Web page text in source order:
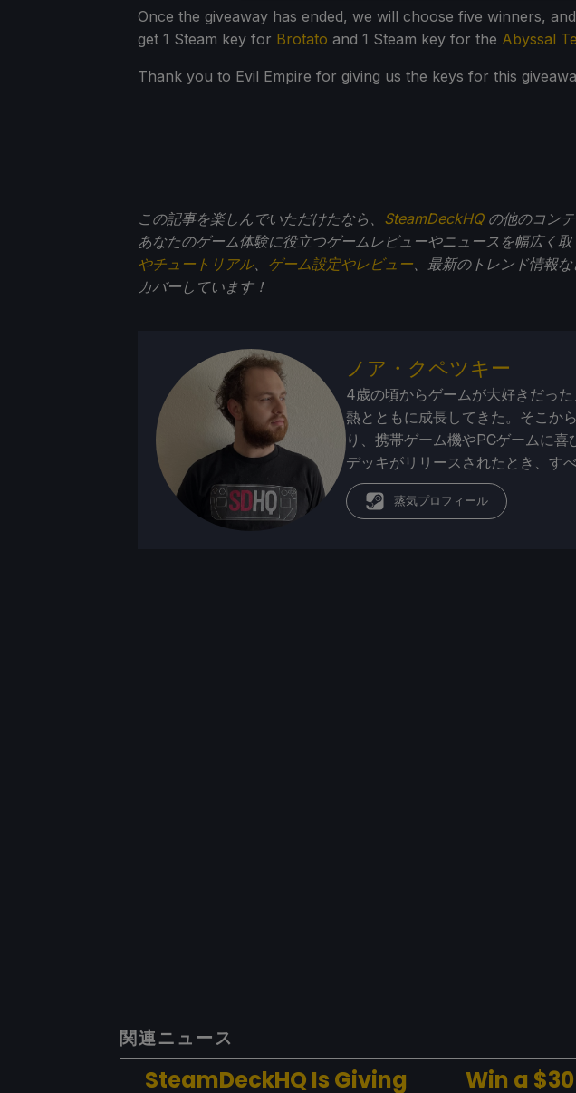
Once the giveaway has ended, we will choose five winners,
get 1 Steam key for Brotato and 1 Steam key for the Abyssal
Thank you to Evil Empire for giving us the keys for this
この記事を楽しんでいただけたなら、 SteamDeckHQの他のコンテ
あなたのゲーム体験に役立つゲームレビューやニュースを幅広く取
やチュートリアル、 ゲーム設定やレビュー、最新のトレンド情報
カバーしています！
ノア・クペツキー
4歳の頃からゲームが大好きだっ
熱とともに成長してきた。そこか
り、携帯ゲーム機やPCゲームに
デッキがリリースされたとき、す
蒸気プロフィール
関連ニュース
SteamDeckHQ Is Giving
Win a